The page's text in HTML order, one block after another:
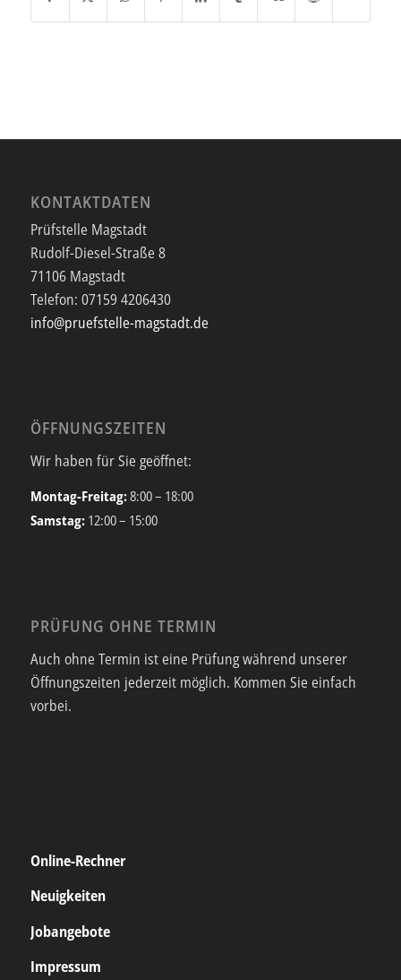
KONTAKTDATEN
Prüfstelle Magstadt
Rudolf-Diesel-Straße 8
71106 Magstadt
Telefon: 07159 4206430
info@pruefstelle-magstadt.de
ÖFFNUNGSZEITEN
Wir haben für Sie geöffnet:
Montag-Freitag:8:00 – 18:00
Samstag: 12:00 – 15:00
PRÜFUNG OHNE TERMIN
Auch ohne Termin ist eine Prüfung während unserer
Öffnungszeiten jederzeit möglich. Kommen Sie einfach
vorbei.
Online-Rechner
Neuigkeiten
Jobangebote
Impressum